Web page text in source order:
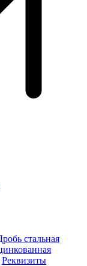
стальная
Реквизиты